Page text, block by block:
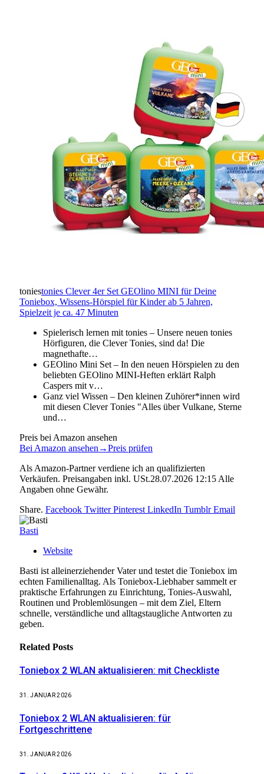
toniestonies Clever 4er Set GEOlino MINI für Deine
Toniebox, Wissens-Hörspiel für Kinder ab 5 Jahren,
Spielzeit je ca. 47 Minuten
Spielerisch lernen mit tonies – Unsere neuen tonies
Hörfiguren, die Clever Tonies, sind da! Die
magnethafte…
GEOlino Mini Set – In den neuen Hörspielen zu den
beliebten GEOlino MINI-Heften erklärt Ralph
Caspers mit v…
Ganz viel Wissen – Den kleinen Zuhörer*innen wird
mit diesen Clever Tonies "Alles über Vulkane, Sterne
und…
Preis bei Amazon ansehen
Bei Amazon ansehen →Preis prüfen
Als Amazon-Partner verdiene ich an qualifizierten
Verkäufen. Preisangaben inkl. USt.28.07.2026 12:15 Alle
Angaben ohne Gewähr.
Share. Facebook Twitter Pinterest LinkedIn Tumblr Email
Basti
Website
Basti ist alleinerziehender Vater und testet die Toniebox im
echten Familienalltag. Als Toniebox-Liebhaber sammelt er
praktische Erfahrungen zu Einrichtung, Tonies-Auswahl,
Routinen und Problemlösungen – mit dem Ziel, Eltern
schnelle, verständliche und alltagstaugliche Antworten zu
geben.
Related Posts
Toniebox 2 WLAN aktualisieren: mit Checkliste
31. JANUAR 2026
Toniebox 2 WLAN aktualisieren: für
Fortgeschrittene
31. JANUAR 2026